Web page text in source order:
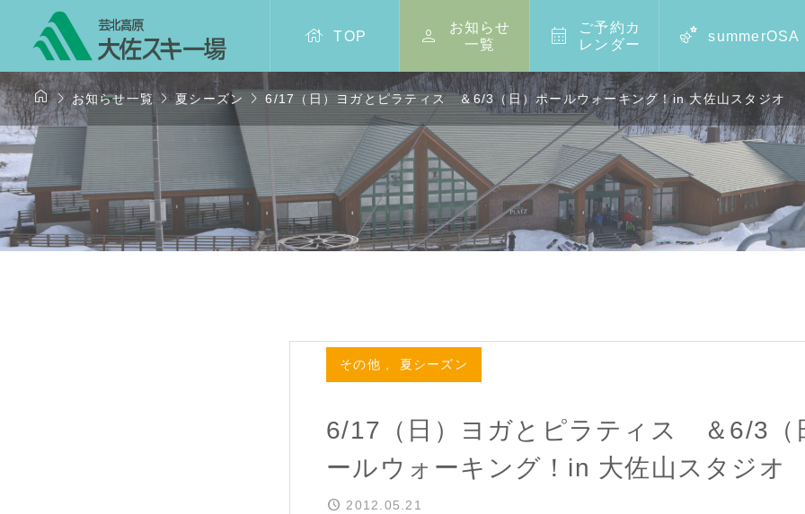
 TOP 
お知らせ
一覧

ご予約カ
レンダー
 summerOSA
お知らせ一覧夏シーズン 6/17（日）ヨガとピラティス ＆6/3（日）ポールウォーキング！in 大佐山スタジオ
その他 夏シーズン
6/17（日）ヨガとピラティス ＆6/3（
ールウォーキング！in 大佐山スタジオ
2012.05.21